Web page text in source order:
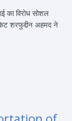
का विरोध सोशल
शरफुद्दीन अहमद ने